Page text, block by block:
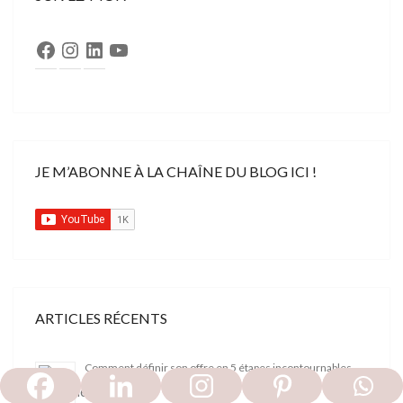
Facebook
Instagram
LinkedInYouTube
JE M’ABONNE À LA CHAÎNE DU BLOG ICI !
ARTICLES RÉCENTS
Comment définir son offre en 5 étapes incontournables